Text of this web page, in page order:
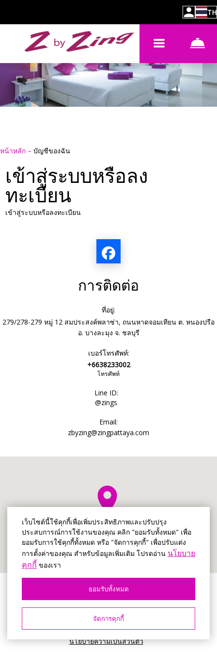
เว็บไซต์นี้ใช้คุกกี้เพื่อเพิ่มประสิทธิภาพและปรับปรุง
ประสบการณ์การใช้งานของคุณ คลิก "ยอมรับทั้งหมด" เพื่อ
ยอมรับการใช้คุกกี้ทั้งหมด หรือ "จัดการคุกกี้" เพื่อปรับแต่ง
การตั้งค่าของคุณ สำหรับข้อมูลเพิ่มเติม โปรดอ่าน นโยบาย
คุกกี้ ของเรา
ยอมรับทั้งหมด
จัดการคุกกี้
TH
หน้าหลัก – บัญชีของฉัน
เข้าสู่ระบบหรือลง
ทะเบียน
เข้าสู่ระบบหรือลงทะเบียน
การติดต่อ
ที่อยู่:
279/278-279 หมู่ 12 สมประสงค์พลาซ่า, ถนนหาดจอมเทียน ต. หนองปรือ
อ. บางละมุง จ. ชลบุรี
เบอร์โทรศัพท์:
+6638233002
โทรศัพท์
Line ID:
@zings
Email:
zbyzing@zingpattaya.com
© Z by Zing
2026, เวปไซค์อย่างเป็นทางการ
ข้อกำหนดการใช้งาน
นโยบายความเป็นส่วนตัว